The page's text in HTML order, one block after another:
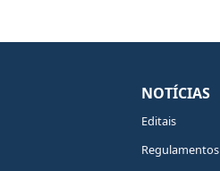
NOTÍCIAS
Editais
Regulamentos